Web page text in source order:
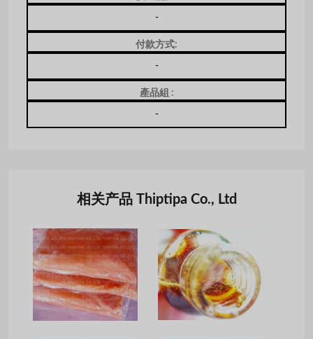
-
付款方式:
-
產品組 :
-
相关产品 Thiptipa Co., Ltd